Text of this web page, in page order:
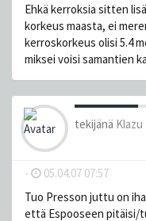
Ehkä kerroksia sitten
korkeus maasta, ei
kerroskorkeus olisi 5.4
miksei voisi samantien
tekijänä Klazu
- 05.04.07 07:57
Tuo Presson juttu on
että Espooseen pitäisi/